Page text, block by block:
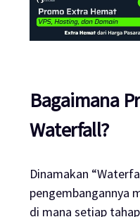
Bagaimana
Waterfall?
Dinamakan
pengembangannya
di mana setiap